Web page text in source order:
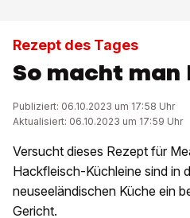
Rezept des Tages
So macht man
Publiziert: 06.10.2023 um 17:58 Uhr
Aktualisiert: 06.10.2023 um 17:59 Uhr
Versucht dieses Rezept für
Hackfleisch-Küchleine sind in
neuseeländischen Küche ein
Gericht.